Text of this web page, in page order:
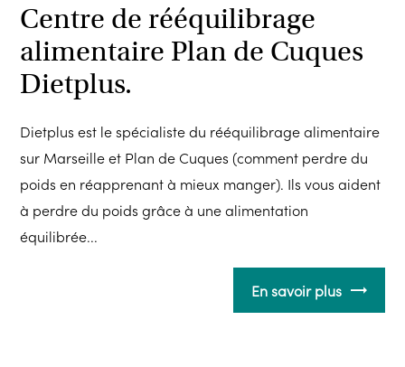
Centre de rééquilibrage
alimentaire Plan de Cuques
Dietplus.
Dietplus est le spécialiste du rééquilibrage alimentaire
sur Marseille et Plan de Cuques (comment perdre du
poids en réapprenant à mieux manger). Ils vous aident
à perdre du poids grâce à une alimentation
équilibrée...
En savoir plus